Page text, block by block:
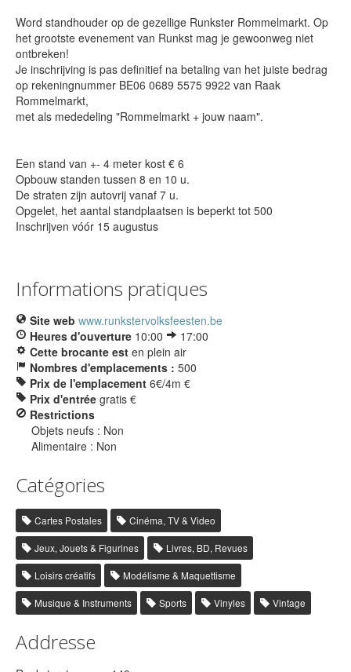
Word standhouder op de gezellige Runkster Rommelmarkt. Op
het grootste evenement van Runkst mag je gewoonweg niet
ontbreken!
Je inschrijving is pas definitief na betaling van het juiste bedrag
op rekeningnummer BE06 0689 5575 9922 van Raak
Rommelmarkt,
met als mededeling "Rommelmarkt + jouw naam".
Een stand van +- 4 meter kost € 6
Opbouw standen tussen 8 en 10 u.
De straten zijn autovrij vanaf 7 u.
Opgelet, het aantal standplaatsen is beperkt tot 500
Inschrijven vóór 15 augustus
Informations pratiques
Site web www.runkstervolksfeesten.be
Heures d'ouverture 10:00
17:00
Cette brocante est en plein air
Nombres d'emplacements : 500
Prix de l'emplacement 6€/4m €
Prix d'entrée gratis €
Restrictions
Objets neufs : Non
Alimentaire : Non
Catégories
Cartes Postales Cinéma, TV & Video
Jeux, Jouets & Figurines Livres, BD, Revues
Loisirs créatifs Modélisme & Maquettisme
Musique & Instruments Sports Vinyles Vintage
Addresse